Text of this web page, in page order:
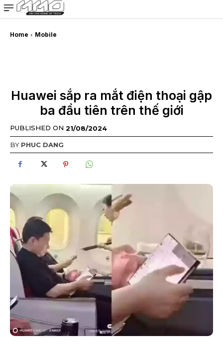
MMOSITE - Thông tin công nghệ
Bài viết nổi bật
Home Mobile
Huawei sắp ra mắt điện thoại gập
ba đầu tiên trên thế giới
PUBLISHED ON 21/08/2024
BY PHUC DANG